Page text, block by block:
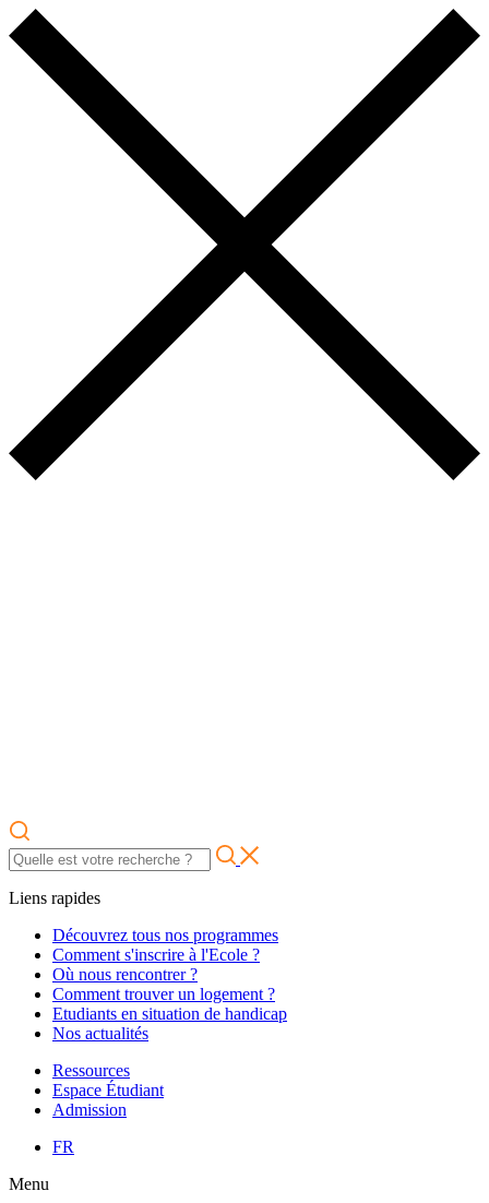
Liens rapides
Découvrez tous nos programmes
Comment s'inscrire à l'Ecole ?
Où nous rencontrer ?
Comment trouver un logement ?
Etudiants en situation de handicap
Nos actualités
Ressources
Espace Étudiant
Admission
FR
Menu